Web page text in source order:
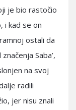
je bio rastočio
i kad se on
ostali da
Saba’,
na svoj
radili
jer nisu znali